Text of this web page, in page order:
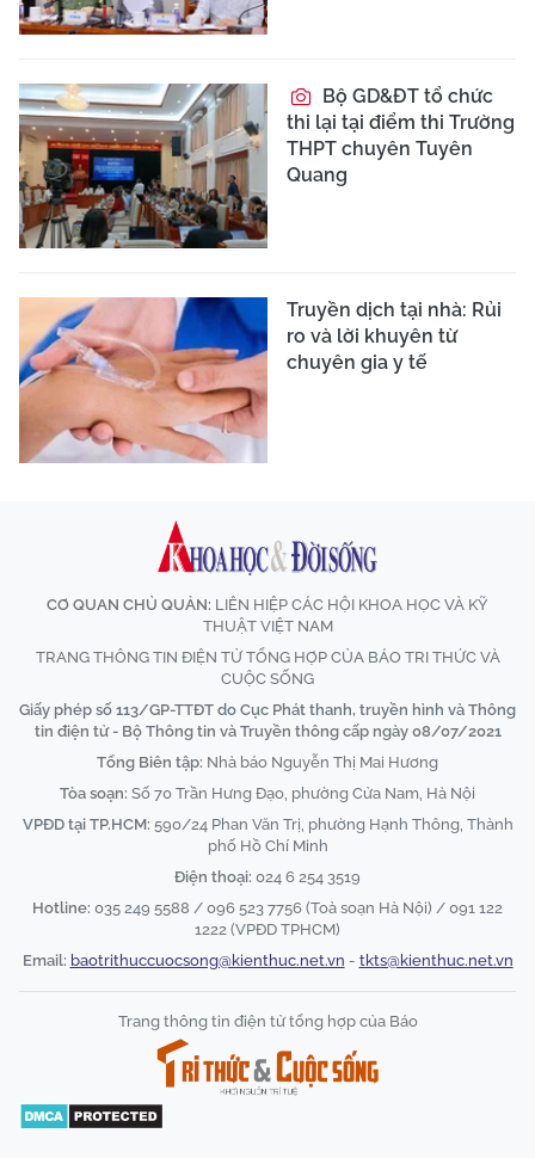
Bộ GD&ĐT tổ chức
thi lại tại điểm thi Trường
THPT chuyên Tuyên
Quang
Truyền dịch tại nhà: Rủi
ro và lời khuyên từ
chuyên gia y tế
CƠ QUAN CHỦ QUẢN: LIÊN HIỆP CÁC HỘI KHOA HỌC VÀ KỸ
THUẬT VIỆT NAM
TRANG THÔNG TIN ĐIỆN TỬ TỔNG HỢP CỦA BÁO TRI THỨC VÀ
CUỘC SỐNG
Giấy phép số 113/GP-TTĐT do Cục Phát thanh, truyền hình và Thông
tin điện tử - Bộ Thông tin và Truyền thông cấp ngày 08/07/2021
Tổng Biên tập: Nhà báo Nguyễn Thị Mai Hương
Tòa soạn: Số 70 Trần Hưng Đạo, phường Cửa Nam, Hà Nội
VPĐD tại TP.HCM: 590/24 Phan Văn Trị, phường Hạnh Thông, Thành
phố Hồ Chí Minh
Điện thoại: 024 6 254 3519
Hotline: 035 249 5588 / 096 523 7756 (Toà soạn Hà Nội) / 091 122
1222 (VPĐD TPHCM)
Email: baotrithuccuocsong@kienthuc.net.vn - tkts@kienthuc.net.vn
Trang thông tin điện tử tổng hợp của Báo